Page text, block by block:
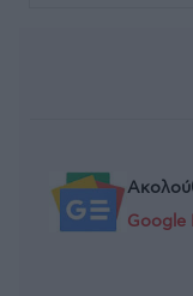
Google